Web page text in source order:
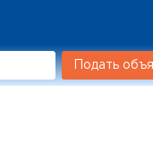
Подать